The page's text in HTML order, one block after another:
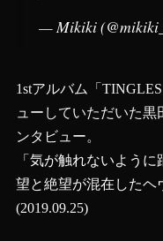
— Mikiki
1stアルバム「
ューしていただいた
ンタビュー。
「気が触れないよう
望と絶望が混在したヘ
(2019.09.25)